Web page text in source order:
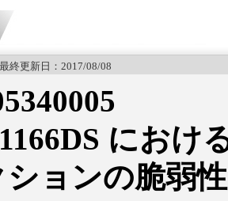
終更新日：2017/08/08
におけ
ションの脆弱性